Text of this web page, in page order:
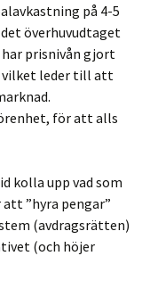
på 4-5
överhuvudtaget
har prisnivån gjort
leder till att
för att alls
kolla upp vad som
”hyra pengar”
(avdragsrätten)
(och höjer